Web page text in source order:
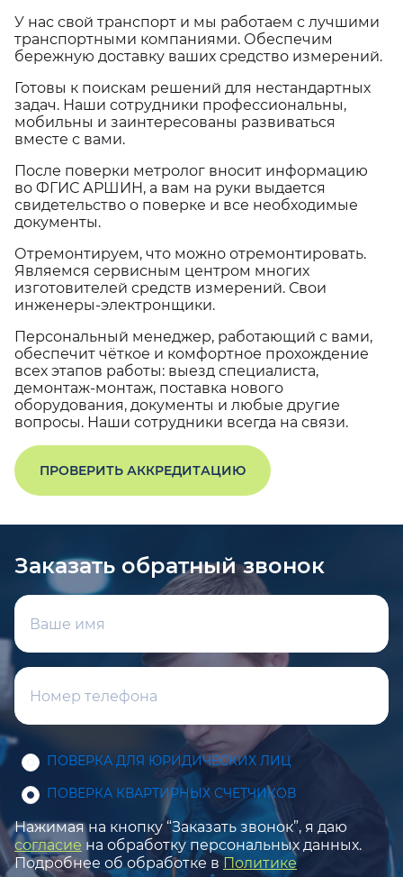
У нас свой транспорт и мы работаем с лучшими
транспортными компаниями. Обеспечим
бережную доставку ваших средство измерений.
Готовы к поискам решений для нестандартных
задач. Наши сотрудники профессиональны,
мобильны и заинтересованы развиваться
вместе с вами.
После поверки метролог вносит информацию
во ФГИС АРШИН, а вам на руки выдается
свидетельство о поверке и все необходимые
документы.
Отремонтируем, что можно отремонтировать.
Являемся сервисным центром многих
изготовителей средств измерений. Свои
инженеры-электронщики.
Персональный менеджер, работающий с вами,
обеспечит чёткое и комфортное прохождение
всех этапов работы: выезд специалиста,
демонтаж-монтаж, поставка нового
оборудования, документы и любые другие
вопросы. Наши сотрудники всегда на связи.
ПРОВЕРИТЬ АККРЕДИТАЦИЮ
Заказать обратный звонок
ПОВЕРКА ДЛЯ ЮРИДИЧЕСКИХ ЛИЦ
ПОВЕРКА КВАРТИРНЫХ СЧЕТЧИКОВ
Нажимая на кнопку “Заказать звонок”, я даю
согласие на обработку персональных данных.
Подробнее об обработке в Политике